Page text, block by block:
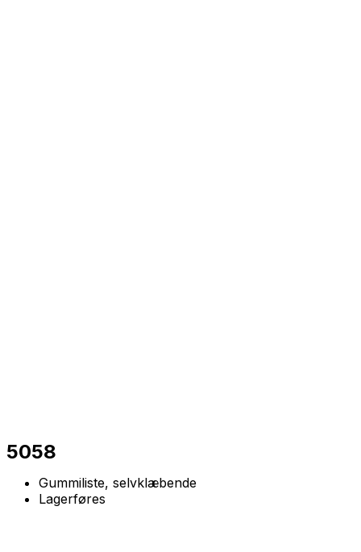
5058
Gummiliste, selvklæbende
Lagerføres